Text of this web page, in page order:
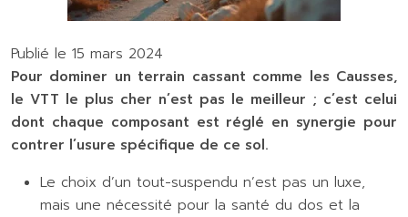
Publié le 15 mars 2024
Pour dominer un terrain cassant comme les Causses,
le VTT le plus cher n’est pas le meilleur ; c’est celui
dont chaque composant est réglé en synergie pour
contrer l’usure spécifique de ce sol.
Le choix d’un tout-suspendu n’est pas un luxe,
mais une nécessité pour la santé du dos et la